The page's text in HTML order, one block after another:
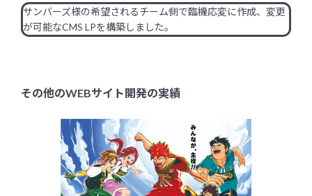
サンバーズ様の希望されるチーム側で臨機応変に作成、変更
が可能なCMS LPを構築しました。
その他のWEBサイト開発の実績